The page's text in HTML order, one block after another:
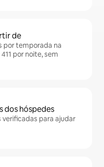
de
por temporada na
por noite, sem
dos hóspedes
verificadas para ajudar